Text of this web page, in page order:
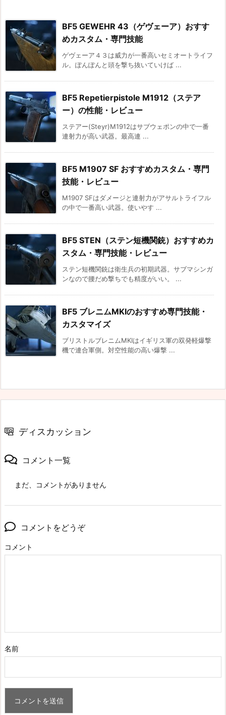
BF5 GEWEHR 43（ゲヴェーア）おすす
めカスタム・専門技能
ゲヴェーア４３は威力が一番高いセミオートライフ
ル。ぽんぽんと頭を撃ち抜いていけば ...
BF5 Repetierpistole M1912（ステア
ー）の性能・レビュー
ステアー(Steyr)M1912はサブウェポンの中で一番
連射力が高い武器。最高連 ...
BF5 M1907 SF おすすめカスタム・専門
技能・レビュー
M1907 SFはダメージと連射力がアサルトライフル
の中で一番高い武器。使いやす ...
BF5 STEN（ステン短機関銃）おすすめカ
スタム・専門技能・レビュー
ステン短機関銃は衛生兵の初期武器。サブマシンガ
ンなので腰だめ撃ちでも精度がいい。 ...
BF5 ブレニムMKⅠのおすすめ専門技能・
カスタマイズ
ブリストルブレニムMKIはイギリス軍の双発軽爆撃
機で連合軍側。対空性能の高い爆撃 ...
ディスカッション
コメント一覧
まだ、コメントがありません
コメントをどうぞ
コメント
名前